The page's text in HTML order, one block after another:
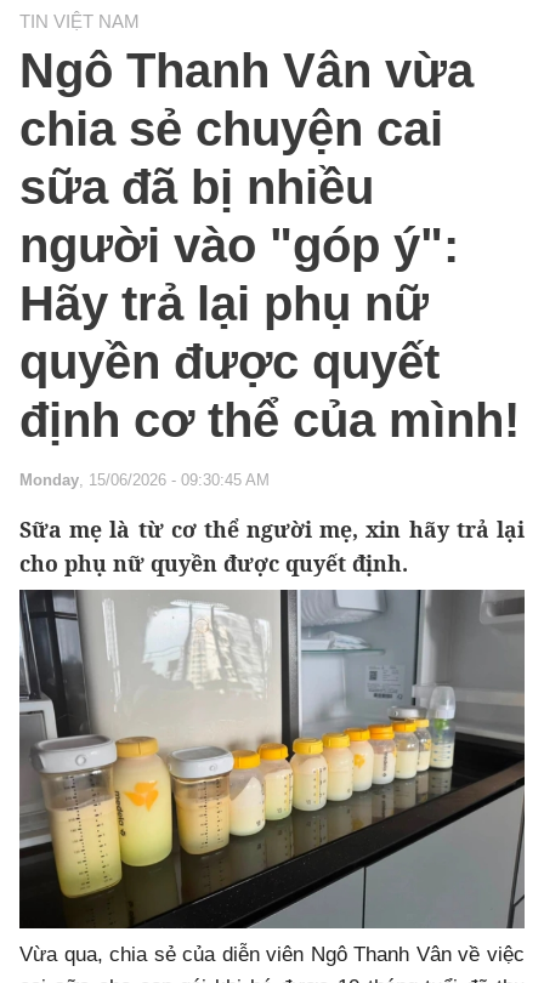
TIN VIỆT NAM
Ngô Thanh Vân vừa
chia sẻ chuyện cai
sữa đã bị nhiều
người vào "góp ý":
Hãy trả lại phụ nữ
quyền được quyết
định cơ thể của mình!
Monday, 15/06/2026 - 09:30:45 AM
Sữa mẹ là từ cơ thể người mẹ, xin hãy trả lại
cho phụ nữ quyền được quyết định.
Vừa qua, chia sẻ của diễn viên Ngô Thanh Vân về việc